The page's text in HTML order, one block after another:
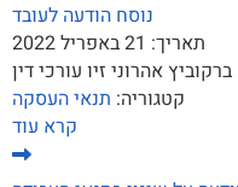
נוסח הודעה לעובד
תאריך: 21 באפריל 2022
ברקוביץ אהרוני זיו עורכי דין
קטגוריה: תנאי העסקה
קרא עוד